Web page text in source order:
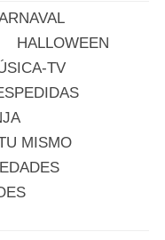
HALLOWEEN
TV
MISMO